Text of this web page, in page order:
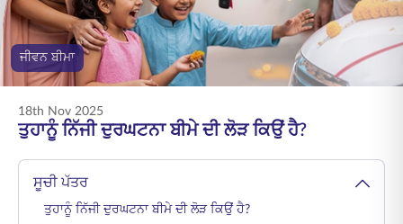
ENGLISH
ਆਨਲਾਈਨ ਖਰੀਦੋ ਪ੍ਰੀਮੀਅਮ ਭਰੋ
ਜੀਵਨ ਬੀਮਾ
18th Nov 2025
ਤੁਹਾਨੂੰ ਨਿੱਜੀ ਦੁਰਘਟਨਾ ਬੀਮੇ ਦੀ ਲੋੜ ਕਿਉਂ ਹੈ?
ਸੂਚੀ ਪੱਤਰ
ਤੁਹਾਨੂੰ ਨਿੱਜੀ ਦੁਰਘਟਨਾ ਬੀਮੇ ਦੀ ਲੋੜ ਕਿਉਂ ਹੈ?